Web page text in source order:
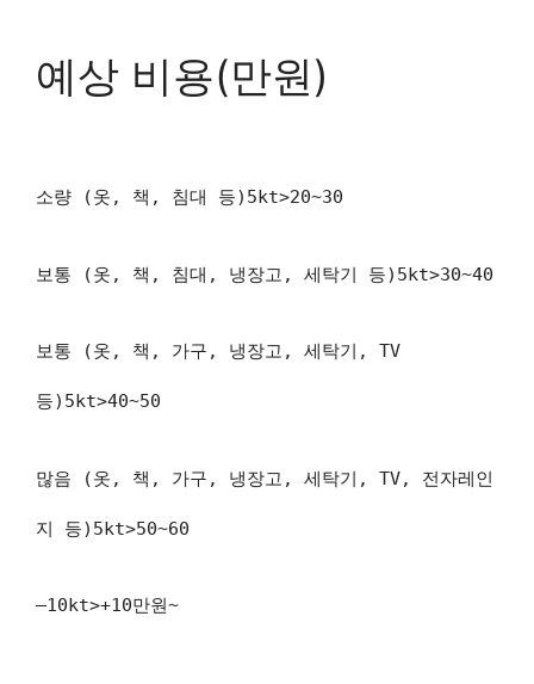
예상 비용(만원)
소량 (옷, 책, 침대 등)5kt>20~30
보통 (옷, 책, 침대, 냉장고, 세탁기 등)5kt>30~40
보통 (옷, 책, 가구, 냉장고, 세탁기, TV
등)5kt>40~50
많음 (옷, 책, 가구, 냉장고, 세탁기, TV, 전자레인
지 등)5kt>50~60
–10kt>+10만원~